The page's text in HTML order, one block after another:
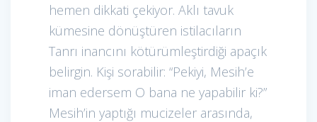
hemen dikkati çekiyor. Aklı tavuk
kümesine dönüştüren istilacıların
Tanrı inancını kötürümleştirdiği apaçık
belirgin. Kişi sorabilir: “Pekiyi, Mesih’e
iman edersem O bana ne yapabilir ki?”
Mesih’in yaptığı mucizeler arasında,